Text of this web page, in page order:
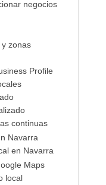
negocios
zonas
Profile
continuas
Navarra
en Navarra
Maps
local